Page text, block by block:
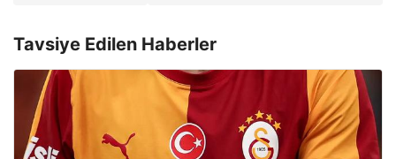
Tavsiye Edilen Haberler